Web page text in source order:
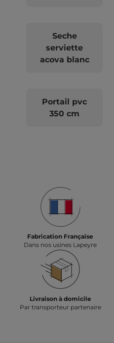
Seche
serviette
acova blanc
Portail pvc
350 cm
Fabrication Française
Dans nos usines Lapeyre
Livraison à domicile
Par transporteur partenaire